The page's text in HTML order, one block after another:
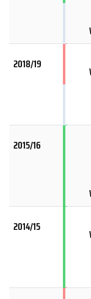
2018/19
2015/16
2014/15